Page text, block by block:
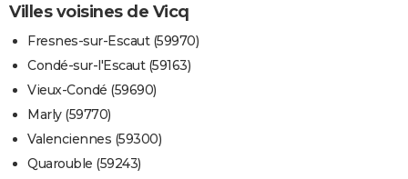
Villes voisines de Vicq
Fresnes-sur-Escaut (59970)
Condé-sur-l'Escaut (59163)
Vieux-Condé (59690)
Marly (59770)
Valenciennes (59300)
Quarouble (59243)